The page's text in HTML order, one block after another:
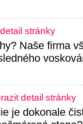
stránky
Naše firma
detail stránky
je dokonale